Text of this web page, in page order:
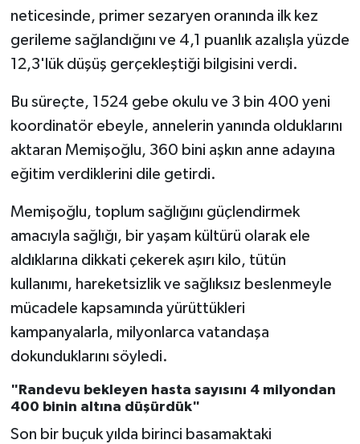
neticesinde, primer sezaryen oranında ilk kez
gerileme sağlandığını ve 4,1 puanlık azalışla yüzde
12,3'lük düşüş gerçekleştiği bilgisini verdi.
Bu süreçte, 1524 gebe okulu ve 3 bin 400 yeni
koordinatör ebeyle, annelerin yanında olduklarını
aktaran Memişoğlu, 360 bini aşkın anne adayına
eğitim verdiklerini dile getirdi.
Memişoğlu, toplum sağlığını güçlendirmek
amacıyla sağlığı, bir yaşam kültürü olarak ele
aldıklarına dikkati çekerek aşırı kilo, tütün
kullanımı, hareketsizlik ve sağlıksız beslenmeyle
mücadele kapsamında yürüttükleri
kampanyalarla, milyonlarca vatandaşa
dokunduklarını söyledi.
"Randevu bekleyen hasta sayısını 4 milyondan
400 binin altına düşürdük"
Son bir buçuk yılda birinci basamaktaki